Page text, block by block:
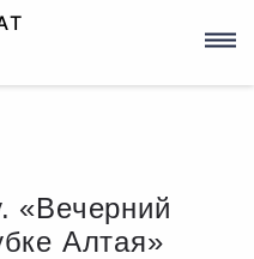
«Вечерний
Алтая»